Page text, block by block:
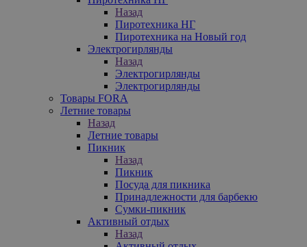
Назад
Пиротехника НГ
Пиротехника на Новый год
Электрогирлянды
Назад
Электрогирлянды
Электрогирлянды
Товары FORA
Летние товары
Назад
Летние товары
Пикник
Назад
Пикник
Посуда для пикника
Принадлежности для барбекю
Сумки-пикник
Активный отдых
Назад